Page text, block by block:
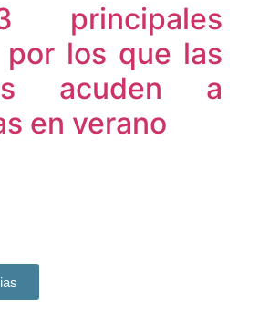
principales
por los que las
acuden a
en verano